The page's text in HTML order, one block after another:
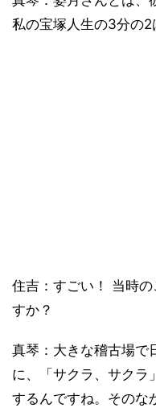
私の宝塚人生の3分の2
住吉：すごい！ 当時
すか？
真琴：大きな稽古場で
に、「サクラ、サクラ
するんですね。そのな